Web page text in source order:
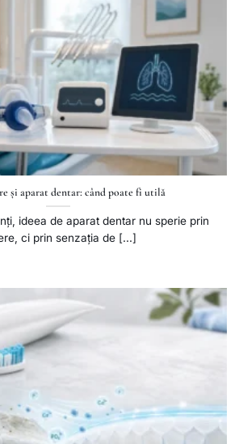
și aparat dentar: când poate fi utilă
ideea de aparat dentar nu sperie prin
ci prin senzația de [...]